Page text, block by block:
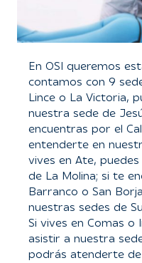
En OSI queremos
contamos con 9
Lince o La Victoria,
nuestra sede de
encuentras por el
entenderte en
vives en Ate,
de La Molina; si te
Barranco o San
nuestras sedes de
Si vives en Comas o
asistir a nuestra
podrás atenderte